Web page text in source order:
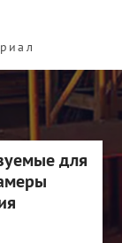
для